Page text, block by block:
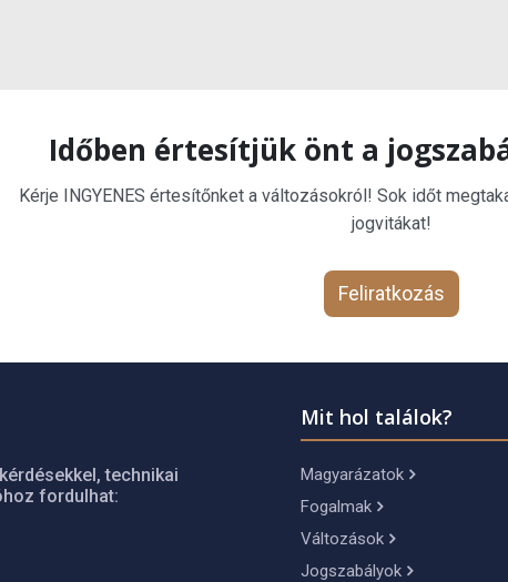
Időben értesítjük önt a
Kérje INGYENES értesítőnket a változásokról! Sok időt
jogvitákat!
Feliratkozás
technikai
fordulhat:
Mit hol találok?
Magyarázatok
Fogalmak
Változások
Jogszabályok